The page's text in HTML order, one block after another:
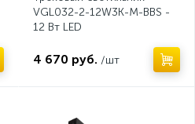
VGL032-2-12W3K-M-BBS -
12 Вт LED
4 670 руб. /шт